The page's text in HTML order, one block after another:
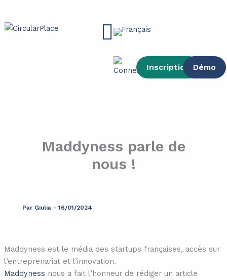
contenu
Main
Inscription Démo
Maddyness parle de
nous !
Par Giulia - 16/01/2024
Maddyness est le média des startups françaises, accès sur
l’entreprenariat et l’innovation.
Maddyness nous a fait l’honneur de rédiger un article